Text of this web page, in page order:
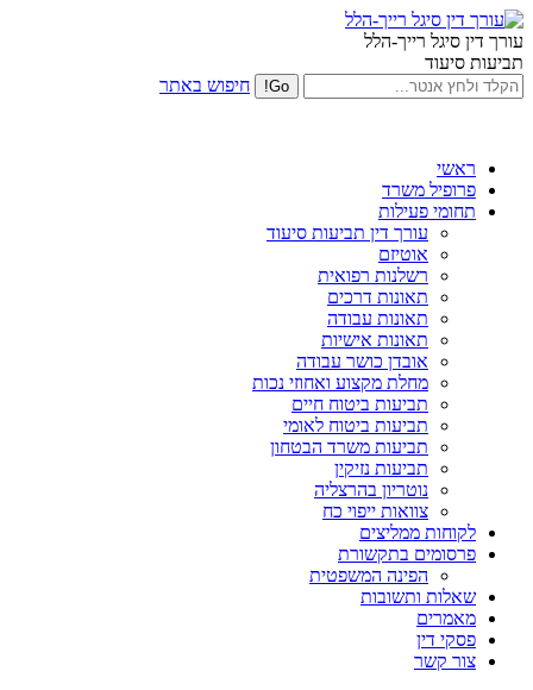
עורך דין סיגל רייך-הלל
תביעות סיעוד
חיפוש באתר
ראשי
פרופיל משרד
תחומי פעילות
עורך דין תביעות סיעוד
אוטיזם
רשלנות רפואית
תאונות דרכים
תאונות עבודה
תאונות אישיות
אובדן כושר עבודה
מחלת מקצוע ואחוזי נכות
תביעות ביטוח חיים
תביעות ביטוח לאומי
תביעות משרד הבטחון
תביעות נזיקין
נוטריון בהרצליה
צוואות ייפוי כח
לקוחות ממליצים
פרסומים בתקשורת
הפינה המשפטית
שאלות ותשובות
מאמרים
פסקי דין
צור קשר